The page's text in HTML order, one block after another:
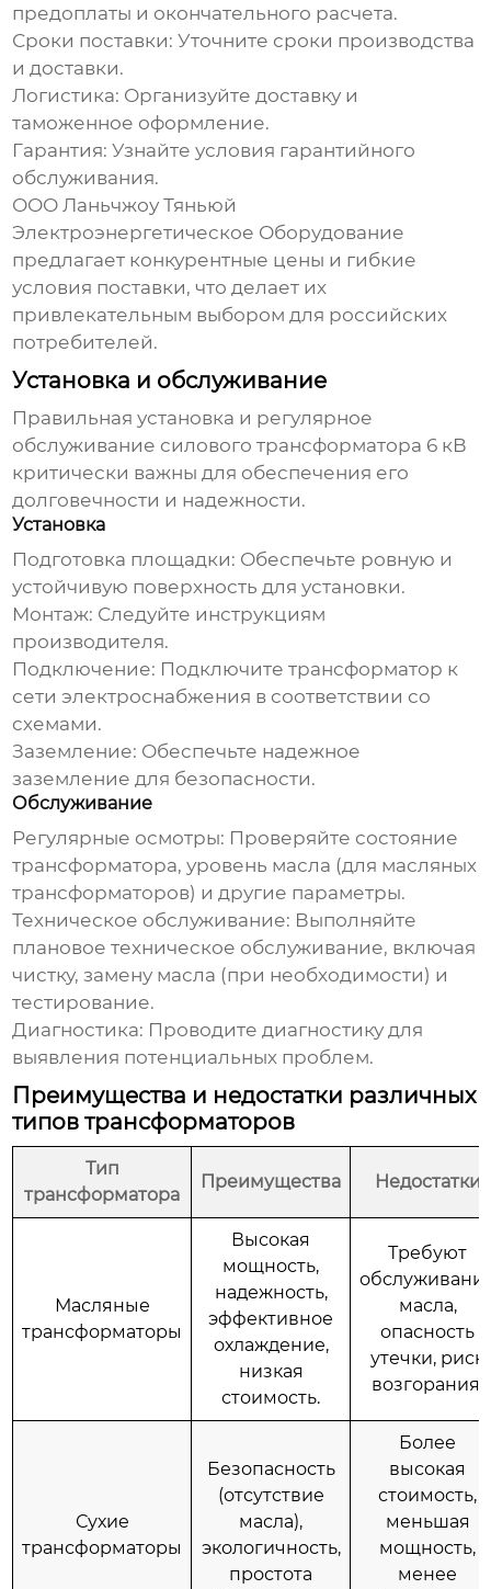
предоплаты и окончательного расчета.
Сроки поставки: Уточните сроки производства
и доставки.
Логистика: Организуйте доставку и
таможенное оформление.
Гарантия: Узнайте условия гарантийного
обслуживания.
ООО Ланьчжоу Тяньюй
Электроэнергетическое Оборудование
предлагает конкурентные цены и гибкие
условия поставки, что делает их
привлекательным выбором для российских
потребителей.
Установка и обслуживание
Правильная установка и регулярное
обслуживание силового трансформатора 6 кВ
критически важны для обеспечения его
долговечности и надежности.
Установка
Подготовка площадки: Обеспечьте ровную и
устойчивую поверхность для установки.
Монтаж: Следуйте инструкциям
производителя.
Подключение: Подключите трансформатор к
сети электроснабжения в соответствии со
схемами.
Заземление: Обеспечьте надежное
заземление для безопасности.
Обслуживание
Регулярные осмотры: Проверяйте состояние
трансформатора, уровень масла (для масляных
трансформаторов) и другие параметры.
Техническое обслуживание: Выполняйте
плановое техническое обслуживание, включая
чистку, замену масла (при необходимости) и
тестирование.
Диагностика: Проводите диагностику для
выявления потенциальных проблем.
Преимущества и недостатки различных
типов трансформаторов
Тип
трансформатора
Преимущества Недостатки
Масляные
трансформаторы
Высокая
мощность,
надежность,
эффективное
охлаждение,
низкая
стоимость.
Требуют
масла,
опасность
утечки, риск
возгорания.
Сухие
трансформаторы
Безопасность
(отсутствие
масла),
экологичность,
простота
Более
высокая
стоимость,
меньшая
мощность,
менее